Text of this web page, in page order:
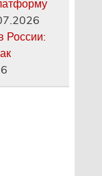
России: